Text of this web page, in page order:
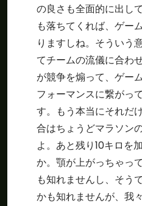
の良さも全面的に出し
も落ちてくれば、ゲー
りますしね。そういう
てチームの流儀に合わ
が競争を煽って、ゲー
フォーマンスに繋がっ
す。もう本当にそれだ
合はちょうどマラソン
よ。あと残り10キロを
か。顎が上がっちゃっ
も知れませんし、そう
かも知れませんが、我